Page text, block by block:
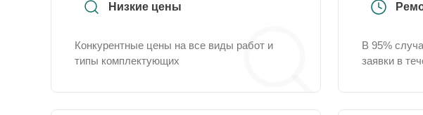
Низкие цены
Конкурентные цены на все виды работ и
типы комплектующих
В 95%
заявки в